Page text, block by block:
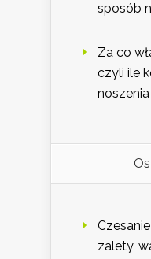
sposób
Za co
czyli ile
zalety,